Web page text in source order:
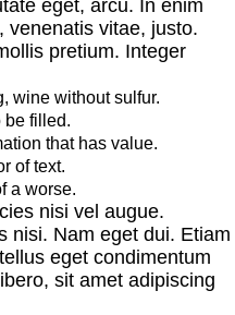
eget, arcu. In enim
venenatis vitae, justo.
pretium. Integer
wine without sulfur.
be filled.
that has value.
of text.
a worse.
nisi vel augue.
nisi. Nam eget dui. Etiam
eget condimentum
sit amet adipiscing